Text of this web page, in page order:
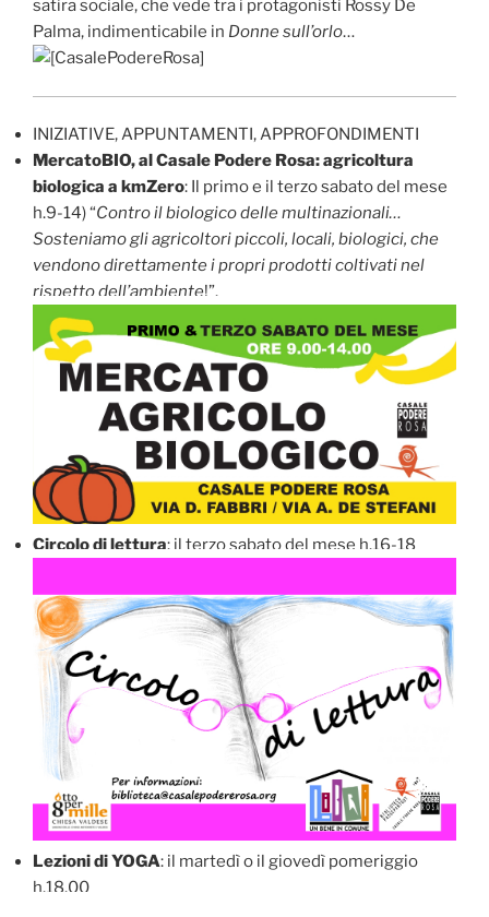
satira sociale, che vede tra i protagonisti Rossy De
Palma, indimenticabile in Donne sull’orlo…
INIZIATIVE, APPUNTAMENTI, APPROFONDIMENTI
MercatoBIO, al Casale Podere Rosa: agricoltura
biologica a kmZero: Il primo e il terzo sabato del mese
h.9-14) “Contro il biologico delle multinazionali…
Sosteniamo gli agricoltori piccoli, locali, biologici, che
vendono direttamente i propri prodotti coltivati nel
rispetto dell’ambiente!”.
Circolo di lettura: il terzo sabato del mese h.16-18
Lezioni di YOGA: il martedì o il giovedì pomeriggio
h.18.00